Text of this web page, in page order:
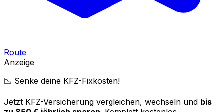
Route
Anzeige
📉 Senke deine KFZ-Fixkosten!
Jetzt KFZ-Versicherung vergleichen, wechseln und bis